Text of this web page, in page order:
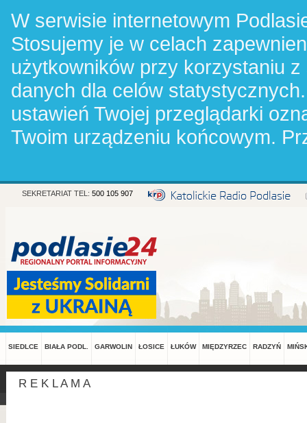
W serwisie internetowym
Stosujemy je w celach
użytkowników przy korzystaniu
danych dla celów
ustawień Twojej przeglądarki
Twoim urządzeniu końcowym.
SEKRETARIAT TEL: 500 105 907
SIEDLCE BIAŁA PODL. GARWOLIN ŁOSICE ŁUKÓW MIĘDZYRZEC RADZYŃ
R E K L A M A